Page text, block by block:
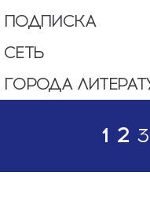
ПОДПИСКА
СЕТЬ
ГОРОДА
1 2 3